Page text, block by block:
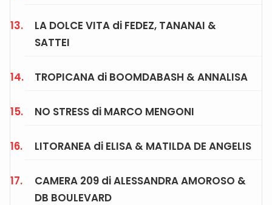
LA DOLCE VITA di FEDEZ, TANANAI &
SATTEI
TROPICANA di BOOMDABASH & ANNALISA
NO STRESS di MARCO MENGONI
LITORANEA di ELISA & MATILDA DE ANGELIS
CAMERA 209 di ALESSANDRA AMOROSO &
DB BOULEVARD